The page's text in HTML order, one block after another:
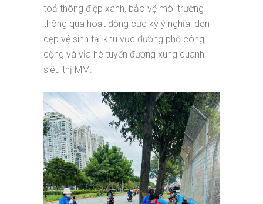
toả thông điệp xanh, bảo vệ môi trường
thông qua hoạt động cực kỳ ý nghĩa: dọn
dẹp vệ sinh tại khu vực đường phố công
cộng và vỉa hè tuyến đường xung quanh
siêu thị MM.